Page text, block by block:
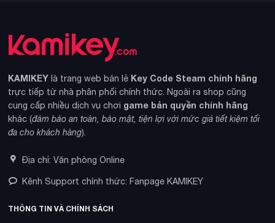
KAMIKEY là trang web bán lẻ Key Code Steam chính hãng
trực tiếp từ nhà phân phối chính thức. Ngoài ra shop cũng
cung cấp nhiều dịch vụ chơi game bản quyền chính hãng
khác (đảm bảo an toàn, bảo mật, tiện lợi với mức giá tiết kiệm tối
đa cho khách hàng).
Địa chỉ: Văn phòng Online
Kênh Support chính thức: Fanpage KAMIKEY
THÔNG TIN VÀ CHÍNH SÁCH